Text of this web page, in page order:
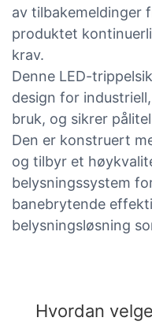
av tilbakemeldinger
produktet
krav.
Denne LED-
design for
bruk, og sikrer
Den er konstruert
og tilbyr et
belysningssystem
banebrytende
belysningsløsning
Hvordan